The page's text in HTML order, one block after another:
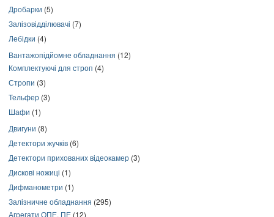
Дробарки (5)
Залізовідділювачі (7)
Лебідки (4)
Вантажопідйомне обладнання (12)
Комплектуючі для строп (4)
Стропи (3)
Тельфер (3)
Шафи (1)
Двигуни (8)
Детектори жучків (6)
Детектори прихованих відеокамер (3)
Дискові ножиці (1)
Дифманометри (1)
Залізничне обладнання (295)
Агрегати ОПЕ, ПЕ (12)